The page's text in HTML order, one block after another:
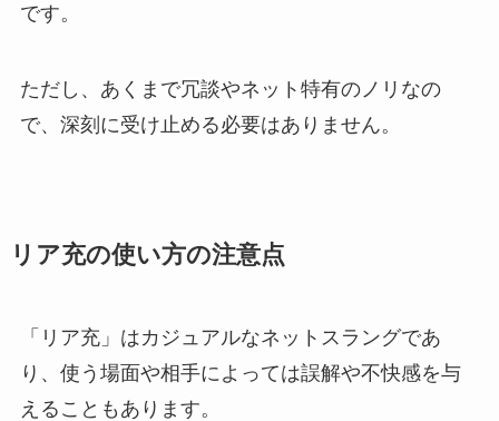
です。
ただし、あくまで冗談やネット特有のノリなの
で、深刻に受け止める必要はありません。
リア充の使い方の注意点
「リア充」はカジュアルなネットスラングであ
り、使う場面や相手によっては誤解や不快感を与
えることもあります。